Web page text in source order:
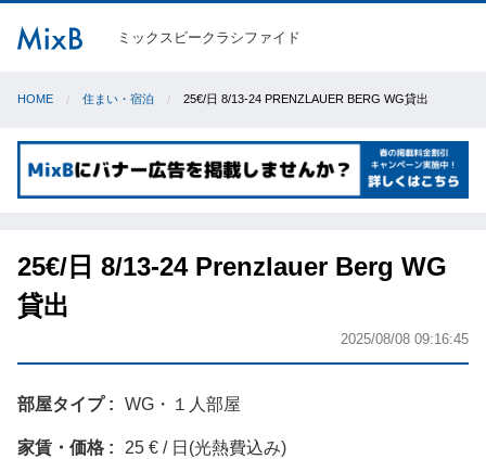
ミックスビークラシファイド
HOME 住まい・宿泊 25€/日 8/13-24 PRENZLAUER BERG WG貸出
25€/日 8/13-24 Prenzlauer Berg WG
貸出
2025/08/08 09:16:45
部屋タイプ WG・１人部屋
家賃・価格 25 € / 日(光熱費込み)